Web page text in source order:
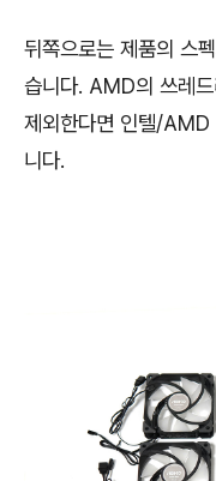
뒤쪽으로는 제품의 스
습니다. AMD의 쓰레
제외한다면 인텔/AMD
니다.